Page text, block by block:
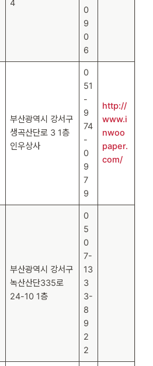
4
0
9
0
6
부산광역시 강서구
생곡산단로 3 1층
인우상사
0
51
-
9
74
-
0
9
7
9
http://
www.i
nwoo
paper.
com/
부산광역시 강서구
녹산산단335로
24-10 1층
0
5
0
7-
13
3
3-
8
9
2
2